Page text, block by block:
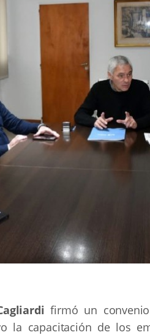
firmó un
la capacitación de los